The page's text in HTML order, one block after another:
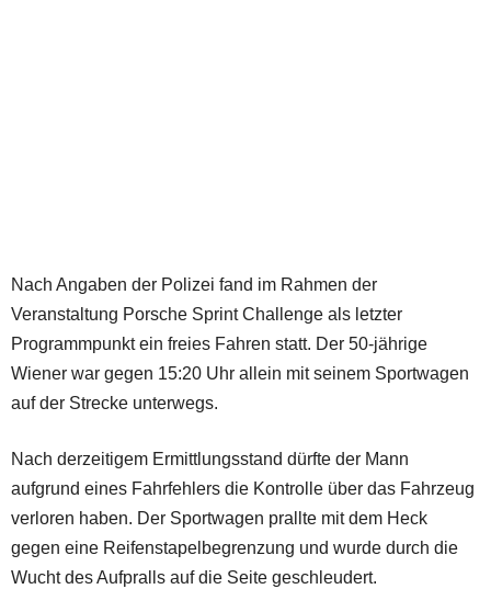
Nach Angaben der Polizei fand im Rahmen der
Veranstaltung Porsche Sprint Challenge als letzter
Programmpunkt ein freies Fahren statt. Der 50-jährige
Wiener war gegen 15:20 Uhr allein mit seinem Sportwagen
auf der Strecke unterwegs.
Nach derzeitigem Ermittlungsstand dürfte der Mann
aufgrund eines Fahrfehlers die Kontrolle über das Fahrzeug
verloren haben. Der Sportwagen prallte mit dem Heck
gegen eine Reifenstapelbegrenzung und wurde durch die
Wucht des Aufpralls auf die Seite geschleudert.